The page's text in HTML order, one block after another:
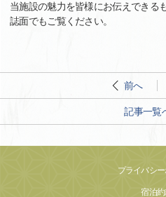
当施設の魅力を皆様にお伝えできる
誌面でもご覧ください。
前へ
記事一覧
プライバシ
宿泊約